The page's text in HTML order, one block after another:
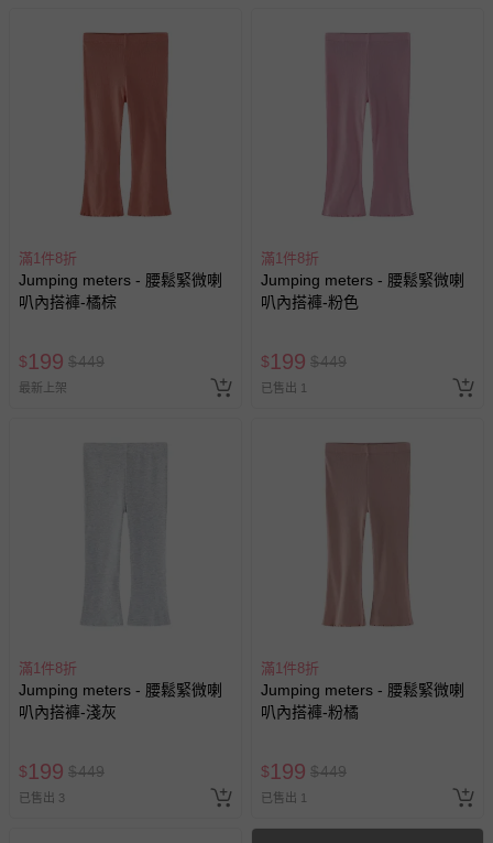
滿1件8折
Jumping meters - 腰鬆緊微喇
叭內搭褲-橘棕
$199 $449
最新上架
滿1件8折
Jumping meters - 腰鬆緊微喇
叭內搭褲-粉色
$199 $449
已售出 1
滿1件8折
Jumping meters - 腰鬆緊微喇
叭內搭褲-淺灰
$199 $449
已售出 3
滿1件8折
Jumping meters - 腰鬆緊微喇
叭內搭褲-粉橘
$199 $449
已售出 1